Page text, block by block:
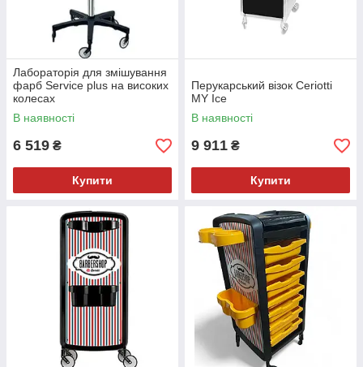
Лабораторія для змішування
фарб Service plus на високих
колесах
В наявності
6 519 ₴
Купити
Перукарський візок Ceriotti
MY Ice
В наявності
9 911 ₴
Купити